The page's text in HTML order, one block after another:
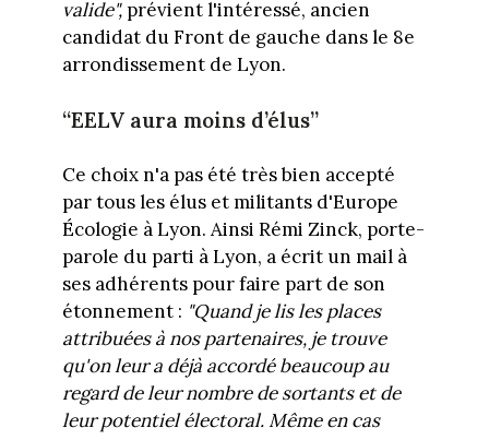
valide", prévient l'intéressé, ancien
candidat du Front de gauche dans le 8e
arrondissement de Lyon.
“EELV aura moins d’élus”
Ce choix n'a pas été très bien accepté
par tous les élus et militants d'Europe
Écologie à Lyon. Ainsi Rémi Zinck, porte-
parole du parti à Lyon, a écrit un mail à
ses adhérents pour faire part de son
étonnement : "Quand je lis les places
attribuées à nos partenaires, je trouve
qu'on leur a déjà accordé beaucoup au
regard de leur nombre de sortants et de
leur potentiel électoral. Même en cas